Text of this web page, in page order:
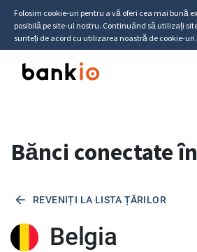
Folosim cookie-uri pentru a vă oferi cea mai bună
posibilă pe site-ul nostru. Continuând să utilizați
sunteți de acord cu utilizarea noastră de cookie-uri.
Bănci conectate
REVENIȚI LA LISTA ȚĂRILOR
Belgia